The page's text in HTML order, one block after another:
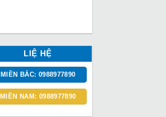
LIỆ HỆ
MIỀN BẮC: 0988977890
MIỀN NAM: 0988977890